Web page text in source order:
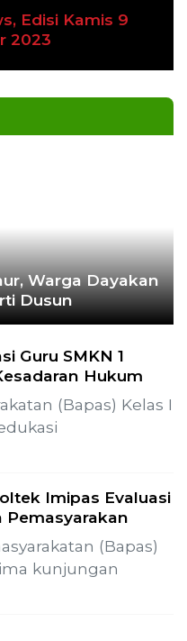
Edisi Kamis 9
2023
Warga Dayakan
Dusun
Guru SMKN 1
Hukum
(Bapas) Kelas I
Imipas Evaluasi
Pemasyarakan
(Bapas)
kunjungan